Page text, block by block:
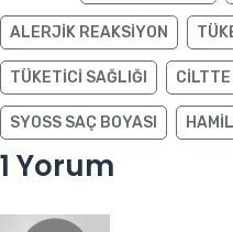
ALERJIK REAKSIYON
TÜKETICI SAĞLIĞI
SYOSS SAÇ BOYASI
1 Yorum